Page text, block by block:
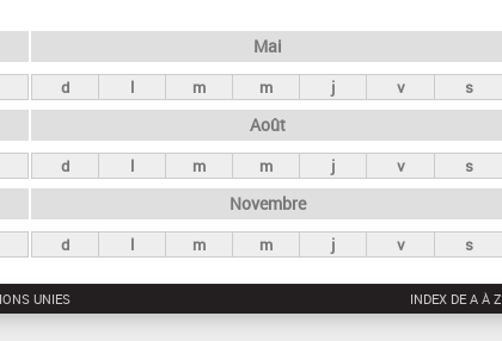
Mai
d l m m j v s
Août
d l m m j v s
Novembre
d l m m j v s
UNIES INDEX DE A À Z